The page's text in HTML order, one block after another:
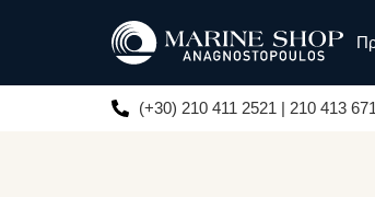
(+30) 210 411 2521 | 210 413